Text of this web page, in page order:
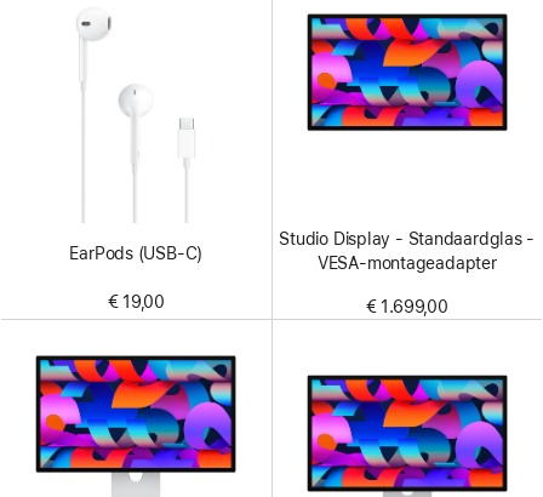
EarPods (USB‑C)
€ 19,00
Studio Display - Standaardglas -
VESA‑montageadapter
€ 1.699,00